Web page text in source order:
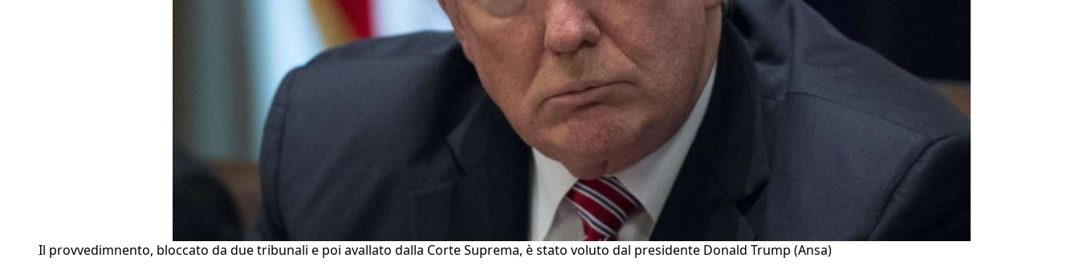
Il provvedimnento, bloccato da due tribunali e poi avallato dalla Corte Suprema, è stato voluto dal presidente Donald Trump (Ansa)